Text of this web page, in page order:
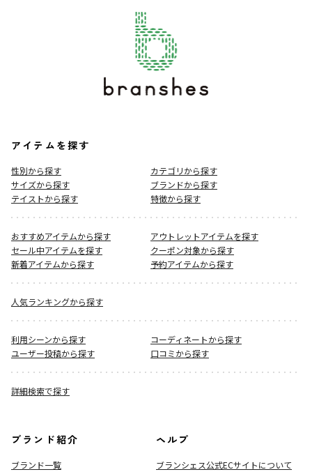
アイテムを探す
性別から探す
カテゴリから探す
サイズから探す
ブランドから探す
テイストから探す
特徴から探す
おすすめアイテムから探す
アウトレットアイテムを探す
セール中アイテムを探す
クーポン対象から探す
新着アイテムから探す
予約アイテムから探す
人気ランキングから探す
利用シーンから探す
コーディネートから探す
ユーザー投稿から探す
口コミから探す
詳細検索で探す
ブランド紹介
ブランド一覧
ヘルプ
ブランシェス公式ECサイトについて